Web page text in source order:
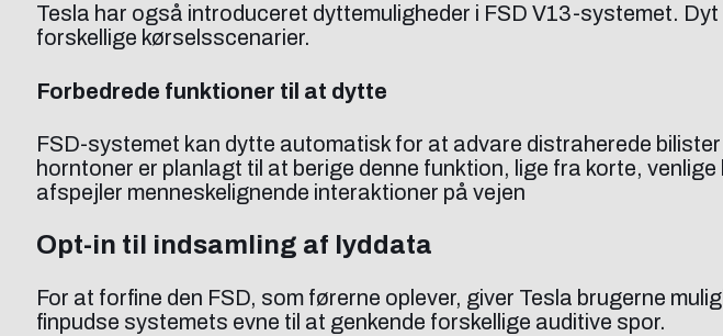
Tesla har også introduceret dyttemuligheder i FSD V13-systemet.
forskellige kørselsscenarier.
Forbedrede funktioner til at dytte
FSD-systemet kan dytte automatisk for at advare distraherede
horntoner er planlagt til at berige denne funktion, lige fra korte,
afspejler menneskelignende interaktioner på vejen
Opt-in til indsamling af lyddata
For at forfine den FSD, som førerne oplever, giver Tesla brugerne
finpudse systemets evne til at genkende forskellige auditive spor.